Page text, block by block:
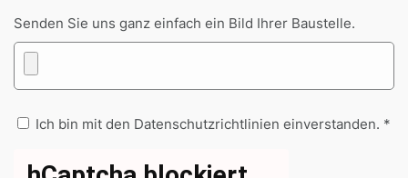
Senden Sie uns ganz einfach ein Bild Ihrer Baustelle.
Ich bin mit den Datenschutzrichtlinien einverstanden. *